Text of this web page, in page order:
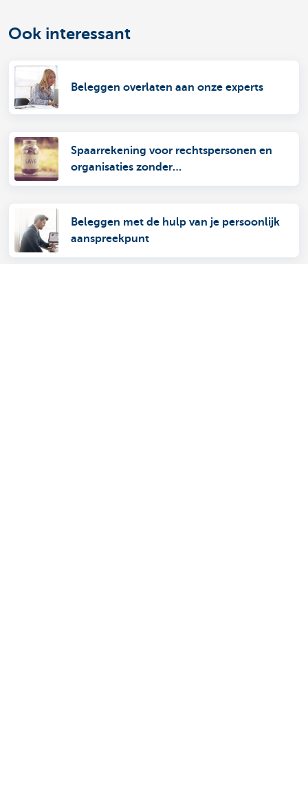
Ook interessant
Beleggen overlaten aan onze experts
Spaarrekening voor rechtspersonen en
organisaties zonder
Beleggen met de hulp van je persoonlijk
aanspreekpunt